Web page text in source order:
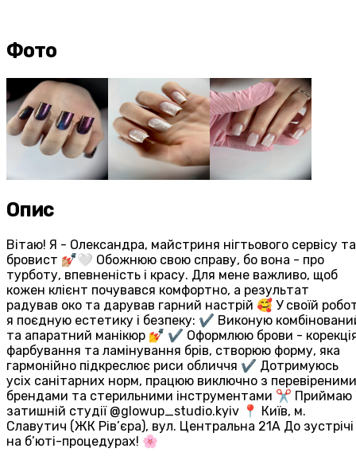
Фото
Опис
Вітаю! Я - Олександра, майстриня нігтьового сервісу та
бровист 💅🏼🤍 Обожнюю свою справу, бо вона - про
турботу, впевненість і красу. Для мене важливо, щоб
кожен клієнт почувався комфортно, а результат
радував око та дарував гарний настрій 🥰 У своїй
я поєдную естетику і безпеку: ✔ Виконую
та апаратний манікюр 💅 ✔ Оформлюю брови -
фарбування та ламінування брів, створюю форму, яка
гармонійно підкреслює риси обличчя ✔ Дотримуюсь
усіх санітарних норм, працюю виключно з перевіреними
брендами та стерильними інструментами ✂️ Приймаю
затишній студії @glowup_studio.kyiv 📍 Київ, м.
Славутич (ЖК Рів’єра), вул. Центральна 21А До зустрічі
на б’юті-процедурах! 🌸